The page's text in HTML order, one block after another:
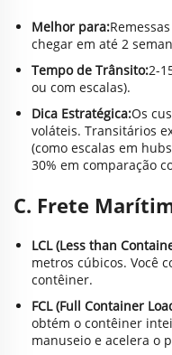
Melhor para:
chegar em até 2
Tempo de Trânsito:2-
ou com escalas).
Dica Estratégica:Os
voláteis. Transitários
(como escalas em
30% em comparação
C. Frete
LCL (Less than
metros cúbicos. Você
contêiner.
FCL (Full Container
obtém o contêiner
manuseio e acelera o